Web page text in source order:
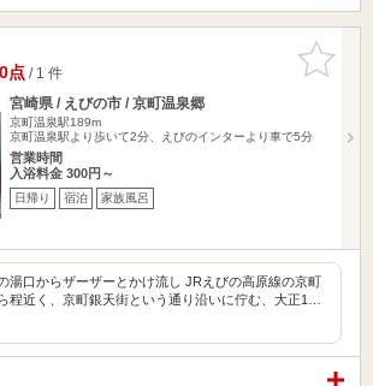
お気に入
りに追加
点/ 1 件
宮崎県 / えびの市 / 京町温泉郷
京町温泉駅189m
京町温泉駅より歩いて2分、えびのインターより車で5分
営業時間
入浴料金 300円～
日帰り 宿泊 家族風呂
湯口からザーザーとかけ流し JRえびの高原線の京町
程近く、京町銀天街という通り沿いに佇む、大正1…